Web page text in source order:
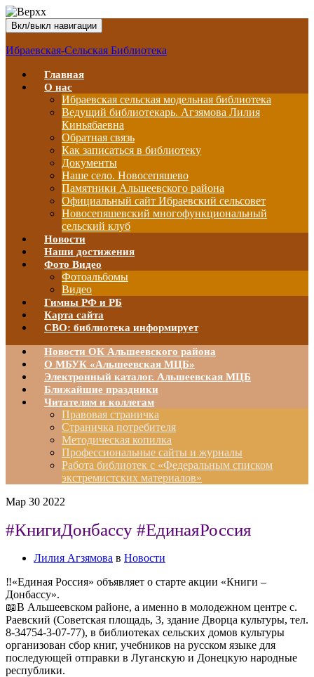
Вкл/выкл навигации
Ибраевская-Сельская Библиотека
Главная
О нас
Ибраевская сельская модельная библиотека
Ведущий библиотекарь. Агзямова Лилия
Киньябаевна
Обратная связь
Как записаться в библиотеку
Документы
Наше село. Новосепяшево
Памятники Альшеевского района
Официальный сайт Ибраевский сельсовет
Новосепяшевский многофункциональный
сельский клуб
Новости
Наши достижения
Фото Видео
Фотоальбомы
Видео
Гимны РФ и РБ
Карта сайта
СВО: библиотека информирует
Новости ОК Альшеевского района
О МБУК «Альшеевская МЦБ»
Электронный каталог. Альшеевская МЦБ
Ближайшие праздники
Читателям и коллегам
Правовая страничка
Страничка потребителя
Методическая копилка
Профессиональные сайты и журналы
Работа библиотек с «Федеральным списком
экстремистских материалов»
Мар 30 2022
#КнигиДонбассу #ЕдинаяРоссия
Лилия Агзямова в Новости
‼«Единая Россия» объявляет о старте акции «Книги –
Донбассу».
📖В Альшеевском районе, а именно в молодежном центре с.
Раевский (Советская площадь, 3, здание Дворца культуры, тел.
8-34754-3-07-77), в библиотеках сельских домов культуры
организован сбор книг, учебников на русском языке для
последующей отправки в Луганскую и Донецкую народные
республики.